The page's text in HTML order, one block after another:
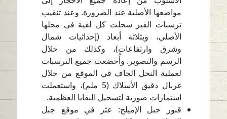
مواضعها الأصلية عند الضرورة. وعند تنقيب
ترسبات القبر سجلت كل لقية في محلها
الأصلي، وبثلاثة أبعاد (إحداثيات شمال
وشرق وارتفاعات)، وكذلك من خلال
الرسم والتصوير. وأُخضعت جميع الترسبات
لعملية النخل الجاف في الموقع من خلال
غربال دقيق الأسلاك (5 ملم)، واستعملت
استمارات صورية لتسجيل البقايا العظمية.
قبور جبل الإميلح: عثر في موقع جبل